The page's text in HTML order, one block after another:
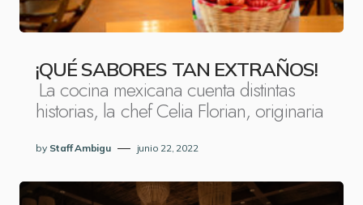
¡QUÉ SABORES TAN EXTRAÑOS!
La cocina mexicana cuenta distintas
historias, la chef Celia Florian, originaria
by Staff Ambigu junio 22, 2022